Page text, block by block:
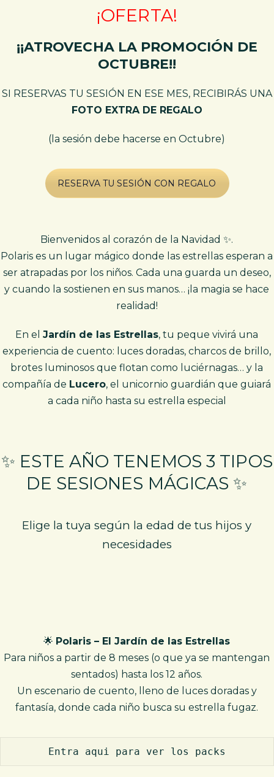
¡OFERTA!
¡¡ATROVECHA LA PROMOCIÓN DE
OCTUBRE!!
SI RESERVAS TU SESIÓN EN ESE MES, RECIBIRÁS UNA
FOTO EXTRA DE REGALO
(la sesión debe hacerse en Octubre)
RESERVA TU SESIÓN CON REGALO
Bienvenidos al corazón de la Navidad ✨.
Polaris es un lugar mágico donde las estrellas esperan a
ser atrapadas por los niños. Cada una guarda un deseo,
y cuando la sostienen en sus manos… ¡la magia se hace
realidad!
En elJardín de las Estrellas, tu peque vivirá una
experiencia de cuento: luces doradas, charcos de brillo,
brotes luminosos que flotan como luciérnagas… y la
compañía de Lucero, el unicornio guardián que guiará
a cada niño hasta su estrella especial
✨ ESTE AÑO TENEMOS 3 TIPOS
DE SESIONES MÁGICAS ✨
Elige la tuya según la edad de tus hijos y
necesidades
🌟 Polaris – El Jardín de las Estrellas
Para niños a partir de 8 meses (o que ya se mantengan
sentados) hasta los 12 años.
Un escenario de cuento, lleno de luces doradas y
fantasía, donde cada niño busca su estrella fugaz.
Entra aqui para ver los packs